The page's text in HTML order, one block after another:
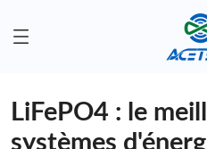
LiFePO4 : le
systèmes